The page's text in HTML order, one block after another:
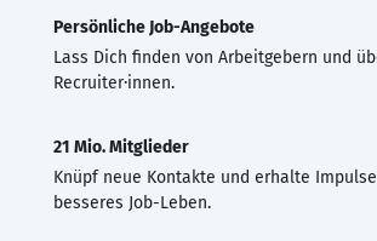
Persönliche Job-Angebote
Lass Dich finden von Arbeitgebern und
Recruiter·innen.
21 Mio. Mitglieder
Knüpf neue Kontakte und erhalte
besseres Job-Leben.